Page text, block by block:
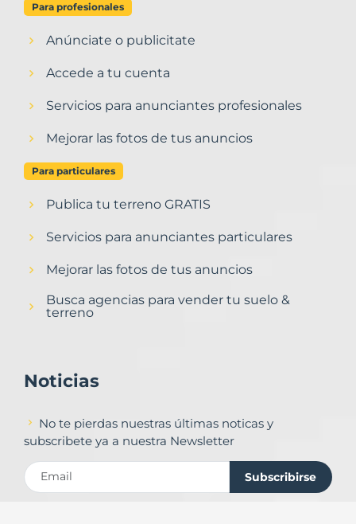
Para profesionales
Anúnciate o publicitate
Accede a tu cuenta
Servicios para anunciantes profesionales
Mejorar las fotos de tus anuncios
Para particulares
Publica tu terreno GRATIS
Servicios para anunciantes particulares
Mejorar las fotos de tus anuncios
Busca agencias para vender tu suelo &
terreno
Noticias
No te pierdas nuestras últimas noticas y
subscribete ya a nuestra Newsletter
Subscribirse